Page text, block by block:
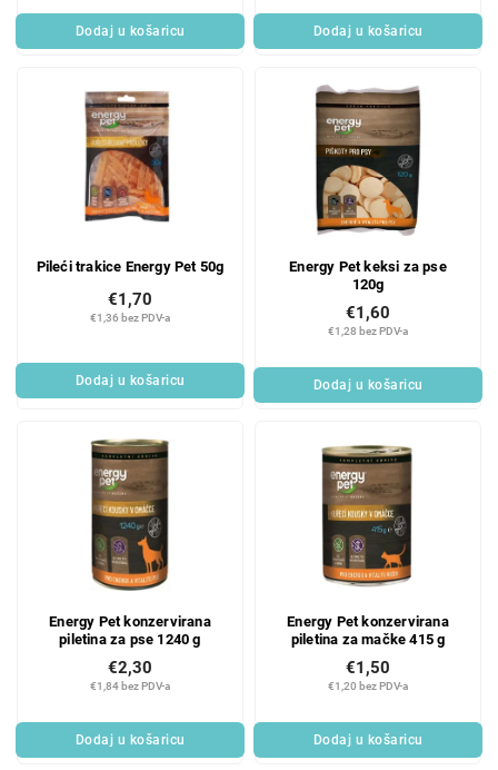
Dodaj u košaricu Dodaj u košaricu
Pileći trakice Energy Pet 50g
€1,36 bez PDV-a
€1,70
Dodaj u košaricu
Energy Pet keksi za pse
120g
€1,28 bez PDV-a
€1,60
Dodaj u košaricu
Energy Pet konzervirana
piletina za pse 1240 g
€1,84 bez PDV-a
€2,30
Dodaj u košaricu
Energy Pet konzervirana
piletina za mačke 415 g
€1,20 bez PDV-a
€1,50
Dodaj u košaricu